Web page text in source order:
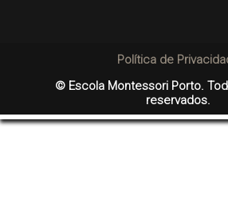
Política de
© Escola Montessori Porto.
reservados.